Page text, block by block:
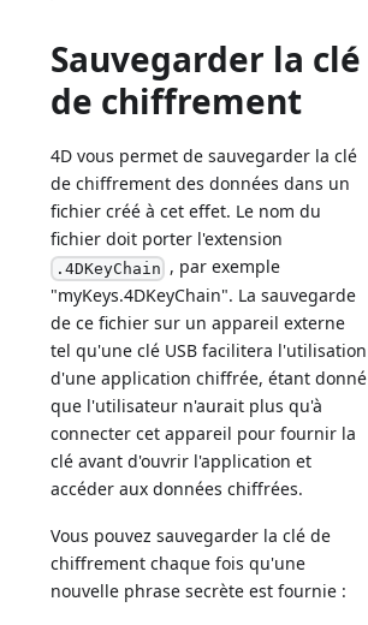
Sauvegarder la clé
de chiffrement
4D vous permet de sauvegarder la clé
de chiffrement des données dans un
fichier créé à cet effet. Le nom du
fichier doit porter l'extension
.4DKeyChain , par exemple
"myKeys.4DKeyChain". La sauvegarde
de ce fichier sur un appareil externe
tel qu'une clé USB facilitera l'utilisation
d'une application chiffrée, étant donné
que l'utilisateur n'aurait plus qu'à
connecter cet appareil pour fournir la
clé avant d'ouvrir l'application et
accéder aux données chiffrées.
Vous pouvez sauvegarder la clé de
chiffrement chaque fois qu'une
nouvelle phrase secrète est fournie :